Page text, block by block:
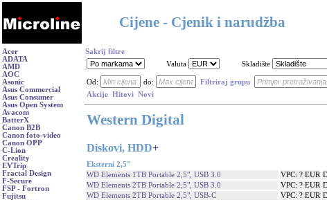
Cijene - Cjenik i narudžba
Acer
ADATA
AMD
AOC
Asonic
Asus Commercial
Asus Consumer
Asus Open System
Avacom
BatterX
Canon B2B
Canon foto-video
Canon OPP
C-Lion
Creality
EVTrip
Fractal Design
F-Secure
FSP - Fortron
Fujitsu
Sakrij filtre
Valuta
Skladište
Od: do:
Filtriraj grupu
Akcije Hitovi Novi
Western Digital
Diskovi, HDD+
Eksterni 2,5"
WD Elements 1TB Portable 2,5", USB 3.0
VPC: ? EUR
WD Elements 2TB Portable 2,5", USB 3.0
VPC: ? EUR
WD Elements 2TB Portable 2,5", USB-C
VPC: ? EUR